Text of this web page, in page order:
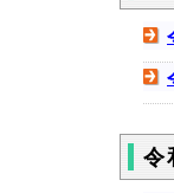
令